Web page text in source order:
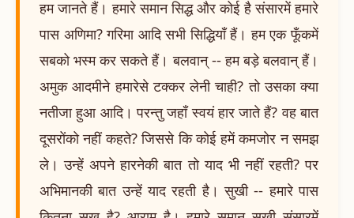
हम जानते हैं। हमारे समान सिद्ध और कोई है संसारमें हमारे
पास अणिमा? गरिमा आदि सभी सिद्धियाँ हैं। हम एक फूँकमें
सबको भस्म कर सकते हैं। बलवान् -- हम बड़े बलवान् हैं।
अमुक आदमीने हमारेसे टक्कर लेनी चाही? तो उसका क्या
नतीजा हुआ आदि। परन्तु जहाँ स्वयं हार जाते हैं? वह बात
दूसरोंको नहीं कहते? जिससे कि कोई हमें कमजोर न समझ
ले। उन्हें अपने हारनेकी बात तो याद भी नहीं रहती? पर
अभिमानकी बात उन्हें याद रहती है। सुखी -- हमारे पास